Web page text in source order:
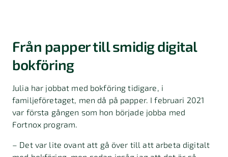
Från papper till smidig digital
bokföring
Julia har jobbat med bokföring tidigare, i
familjeföretaget, men då på papper. I februari 2021
var första gången som hon började jobba med
Fortnox program.
– Det var lite ovant att gå över till att arbeta digitalt